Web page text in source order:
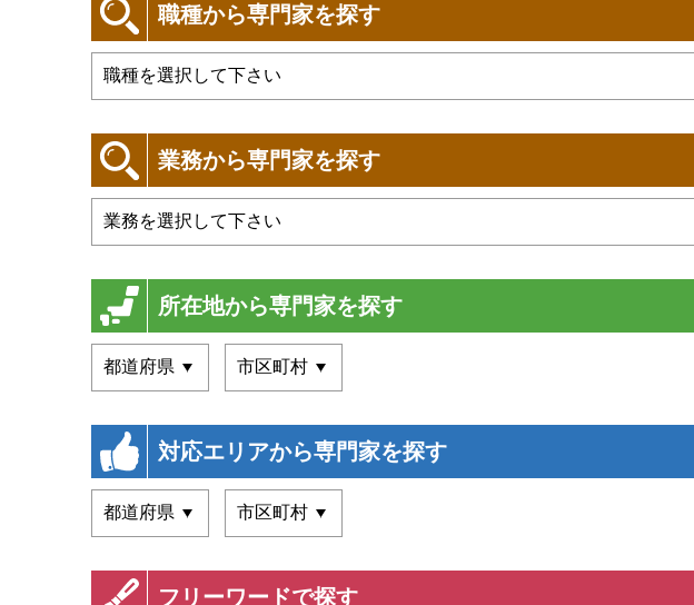
職種から専門家を探す
業務から専門家を探す
所在地から専門家を探す
対応エリアから専門家を探す
フリーワードで探す